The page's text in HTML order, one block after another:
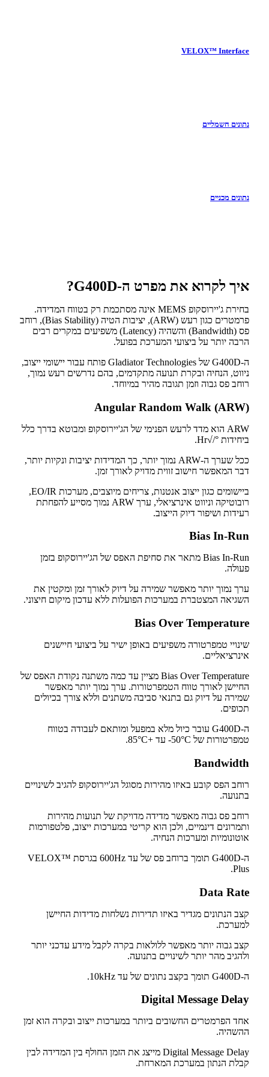
VELOX™ Interface
נתונים חשמליים
נתונים מכניים
איך לקרוא את מפרט ה-G400D?
בחירת ג'יירוסקופ MEMS אינה מסתכמת רק בטווח המדידה.
פרמטרים כגון רעש (ARW), יציבות הטיה (Bias Stability), רוחב
פס (Bandwidth) והשהיה (Latency) משפיעים במקרים רבים
הרבה יותר על ביצועי המערכת בפועל.
ה-G400D של Gladiator Technologies פותח עבור יישומי ייצוב,
ניווט, הנחיה ובקרת תנועה מתקדמים, בהם נדרשים רעש נמוך,
רוחב פס גבוה וזמן תגובה מהיר במיוחד.
Angular Random Walk (ARW)
ARW הוא מדד לרעש הפנימי של הג'יירוסקופ ומבוטא בדרך כלל
ביחידות °/√Hr.
ככל שערך ה-ARW נמוך יותר, כך המדידות יציבות ונקיות יותר,
דבר המאפשר חישוב זווית מדויק לאורך זמן.
ביישומים כגון ייצוב אנטנות, צריחים מיוצבים, מערכות EO/IR,
רובוטיקה וניווט אינרציאלי, ערך ARW נמוך מסייע להפחתת
רעידות ושיפור דיוק הייצוב.
Bias In-Run
Bias In-Run מתאר את סחיפת האפס של הג'יירוסקופ בזמן
פעולה.
ערך נמוך יותר מאפשר שמירה על דיוק לאורך זמן ומקטין את
השגיאה המצטברת במערכות הפועלות ללא עדכון מיקום חיצוני.
Bias Over Temperature
שינויי טמפרטורה משפיעים באופן ישיר על ביצועי חיישנים
אינרציאליים.
Bias Over Temperature מציין עד כמה משתנה נקודת האפס של
החיישן לאורך טווח הטמפרטורות. ערך נמוך יותר מאפשר
שמירה על דיוק גם בתנאי סביבה משתנים וללא צורך בכיולים
תכופים.
ה-G400D עובר כיול מלא במפעל ומותאם לעבודה בטווח
טמפרטורות של ‎-50°C עד +85°C.
Bandwidth
רוחב הפס קובע באיזו מהירות מסוגל הג'יירוסקופ להגיב לשינויים
בתנועה.
רוחב פס גבוה מאפשר מדידה מדויקת של תנועות מהירות
ותמרונים דינמיים, ולכן הוא קריטי במערכות ייצוב, פלטפורמות
אוטונומיות ומערכות הנחיה.
ה-G400D תומך ברוחב פס של עד 600Hz בגרסת VELOX™
Plus.
Data Rate
קצב הנתונים מגדיר באיזו תדירות נשלחות מדידות החיישן
למערכת.
קצב גבוה יותר מאפשר ללולאות בקרה לקבל מידע עדכני יותר
ולהגיב מהר יותר לשינויים בתנועה.
ה-G400D תומך בקצב נתונים של עד 10kHz.
Digital Message Delay
אחד הפרמטרים החשובים ביותר במערכות ייצוב ובקרה הוא זמן
ההשהיה.
Digital Message Delay מייצג את הזמן החולף בין המדידה לבין
קבלת הנתון במערכת המארחת.